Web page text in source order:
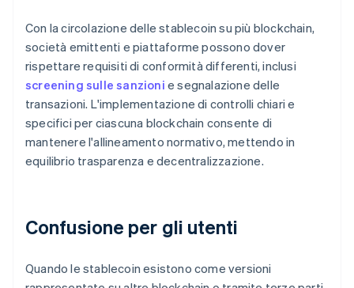
Con la circolazione delle stablecoin su più blockchain,
società emittenti e piattaforme possono dover
rispettare requisiti di conformità differenti, inclusi
screening sulle sanzioni e segnalazione delle
transazioni. L'implementazione di controlli chiari e
specifici per ciascuna blockchain consente di
mantenere l'allineamento normativo, mettendo in
equilibrio trasparenza e decentralizzazione.
Confusione per gli utenti
Quando le stablecoin esistono come versioni